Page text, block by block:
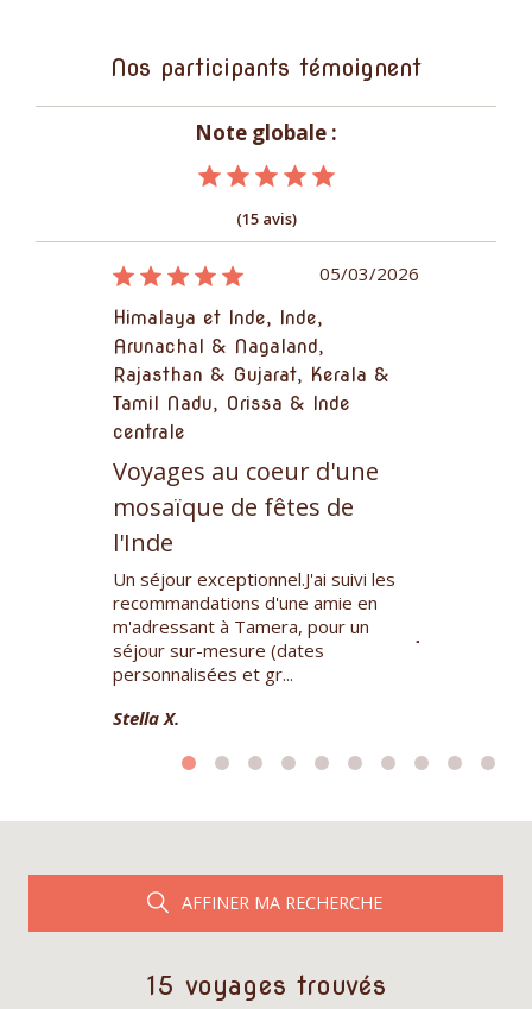
Nos participants témoignent
Note globale :
(15 avis)
05/03/2026
Himalaya et Inde, Inde,
Arunachal & Nagaland,
Rajasthan & Gujarat, Kerala &
Tamil Nadu, Orissa & Inde
centrale
Voyages au coeur d'une
mosaïque de fêtes de
l'Inde
Un séjour exceptionnel.J'ai suivi les
recommandations d'une amie en
m'adressant à Tamera, pour un
séjour sur-mesure (dates
personnalisées et gr...
Stella X.
AFFINER MA RECHERCHE
15 voyages trouvés